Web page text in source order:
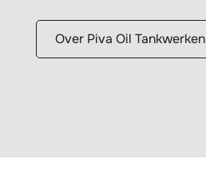
Over Piva Oil Tankwerken